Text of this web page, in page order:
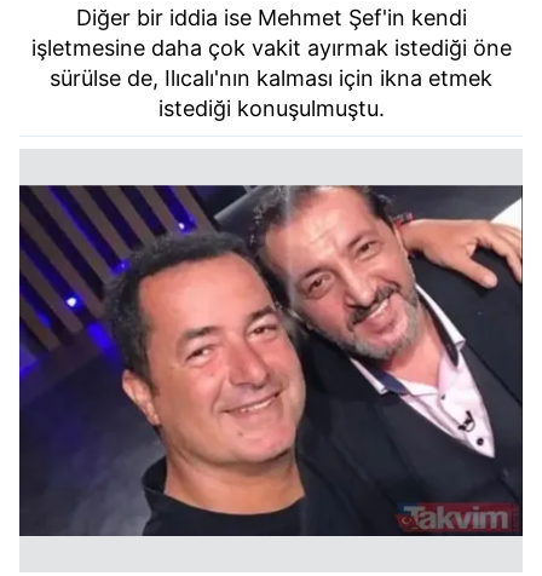
Diğer bir iddia ise Mehmet Şef'in kendi
işletmesine daha çok vakit ayırmak istediği öne
sürülse de, Ilıcalı'nın kalması için ikna etmek
istediği konuşulmuştu.